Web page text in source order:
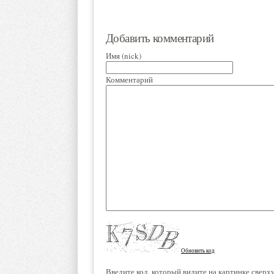
Добавить комментарий
Имя (nick)
Комментарий
Обновить код
Введите код, который видите на картинке